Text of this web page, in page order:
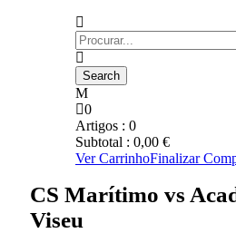
0
Artigos : 0
Subtotal : 0,00 €
Ver CarrinhoFinalizar
CS Marítimo vs
Viseu